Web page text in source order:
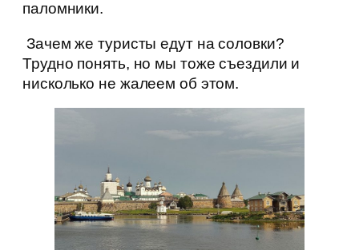
паломники.
Зачем же туристы едут на соловки?
Трудно понять, но мы тоже съездили и
нисколько не жалеем об этом.